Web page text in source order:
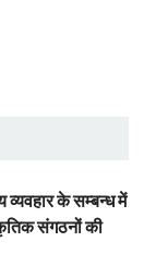
व्यवहार के सम्बन्ध में
संगठनों की